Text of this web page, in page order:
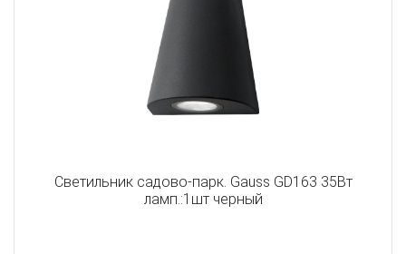
Светильник садово-парк. Gauss GD163 35Вт
ламп.:1шт черный